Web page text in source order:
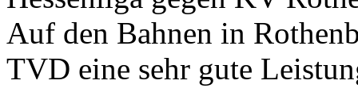
Auf den Bahnen in
TVD eine sehr gute